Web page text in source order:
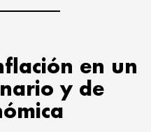
en un
y de